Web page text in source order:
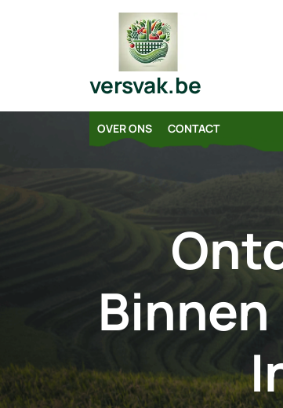
versvak.be
OVER ONS CONTACT